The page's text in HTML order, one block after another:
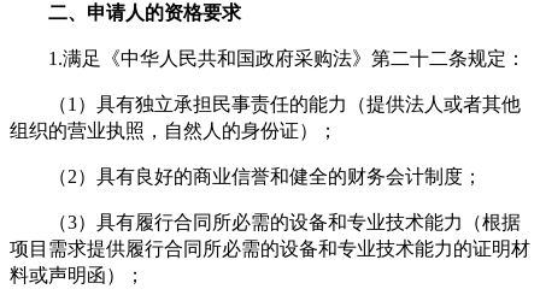
二、申请人的资格要求
1.满足《中华人民共和国政府采购法》第二十二条规定：
（1）具有独立承担民事责任的能力（提供法人或者其他
组织的营业执照，自然人的身份证）；
（2）具有良好的商业信誉和健全的财务会计制度；
（3）具有履行合同所必需的设备和专业技术能力（根据
项目需求提供履行合同所必需的设备和专业技术能力的证明材
料或声明函）；